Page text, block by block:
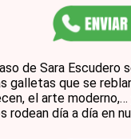
de Sara Escudero
galletas que se
el arte
rodean día a día en